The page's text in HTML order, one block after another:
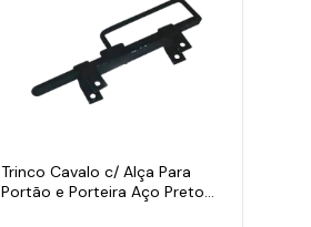
Trinco Cavalo c/ Alça Para
Portão e Porteira Aço Preto